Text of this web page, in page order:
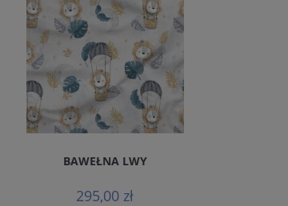
BAWEŁNA LWY
295,00 zł